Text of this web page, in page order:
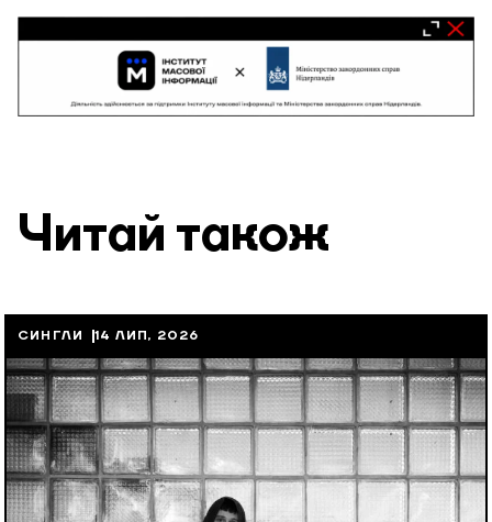
Читай також
СИНГЛИ 14 ЛИП, 2026